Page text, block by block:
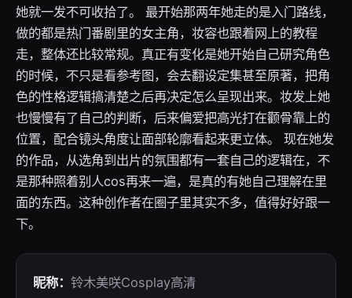
她就一发不可收拾了。 最开始那两年她走的是入门路线，
做的都是热门番剧里的女主角，妆容也跟着网上的教程
走，整体还比较常规。真正有变化是她开始自己研究角色
的时候，不只是看参考图，会去翻设定集甚至原著，把角
色的性格逻辑搞清楚之后再决定怎么呈现出来。妆发上她
也慢慢有了自己的判断，后来偏爱把高光打在颧骨靠上的
位置，配合镜头角度让面部轮廓看起来更立体。 现在她发
的作品，从选角到出片的氛围都有一套自己的逻辑在，不
是那种照着别人cos再来一遍，是真的有她自己理解在里
面的东西。这种创作者在圈子里其实不多，值得好好跟一
下。
昵称： 铃木美咲Cosplay高清